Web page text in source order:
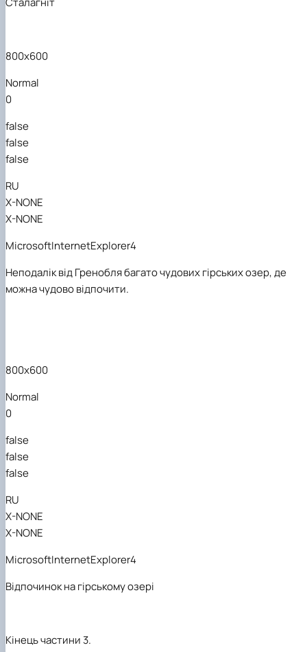
800x600
Normal
0
false
false
false
RU
X-NONE
X-NONE
MicrosoftInternetExplorer4
Неподалік від Гренобля багато чудових гірських озер, де
можна чудово відпочити.
800x600
Normal
0
false
false
false
RU
X-NONE
X-NONE
MicrosoftInternetExplorer4
Відпочинок на гірському озері
Кінець частини 3.